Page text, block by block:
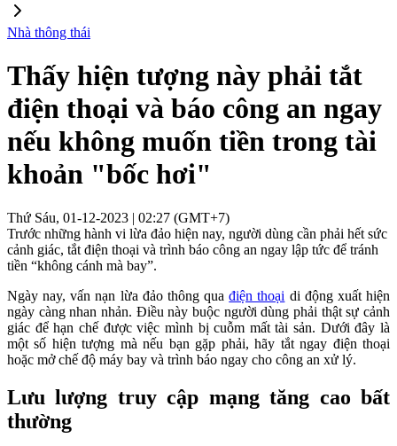
Nhà thông thái
Thấy hiện tượng này phải tắt
điện thoại và báo công an ngay
nếu không muốn tiền trong tài
khoản "bốc hơi"
Thứ Sáu, 01-12-2023 | 02:27 (GMT+7)
Trước những hành vi lừa đảo hiện nay, người dùng cần phải hết sức
cảnh giác, tắt điện thoại và trình báo công an ngay lập tức để tránh
tiền “không cánh mà bay”.
Ngày nay, vấn nạn lừa đảo thông quađiện thoại di động xuất hiện
ngày càng nhan nhản. Điều này buộc người dùng phải thật sự cảnh
giác để hạn chế được việc mình bị cuỗm mất tài sản. Dưới đây là
một số hiện tượng mà nếu bạn gặp phải, hãy tắt ngay điện thoại
hoặc mở chế độ máy bay và trình báo ngay cho công an xử lý.
Lưu lượng truy cập mạng tăng cao bất
thường